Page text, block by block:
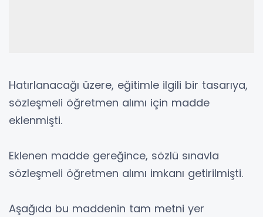
Hatırlanacağı üzere, eğitimle ilgili bir tasarıya,
sözleşmeli öğretmen alımı için madde
eklenmişti.
Eklenen madde gereğince, sözlü sınavla
sözleşmeli öğretmen alımı imkanı getirilmişti.
Aşağıda bu maddenin tam metni yer